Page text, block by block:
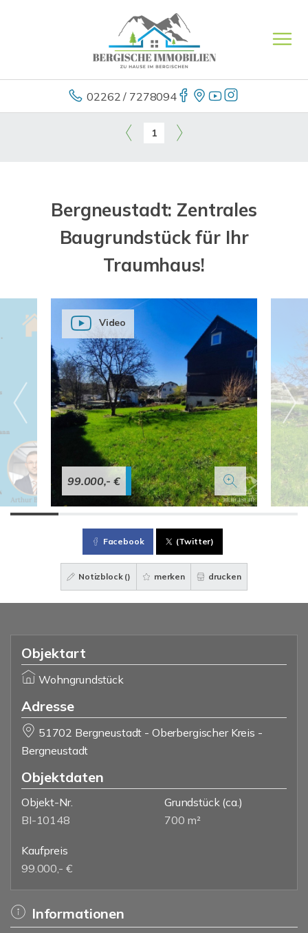
02262 / 7278094
1
Bergneustadt: Zentrales
Baugrundstück für Ihr
Traumhaus!
99.000,- €
Video
Facebook (Twitter)
Notizblock () merken drucken
Objektart
Wohngrundstück
Adresse
51702 Bergneustadt - Oberbergischer Kreis -
Bergneustadt
Objektdaten
Objekt-Nr.
BI-10148
Grundstück(ca.)
700 m²
Kaufpreis
99.000,- €
Informationen